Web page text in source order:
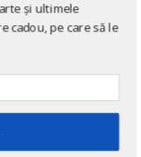
și ultimele
cadou, pe care să le